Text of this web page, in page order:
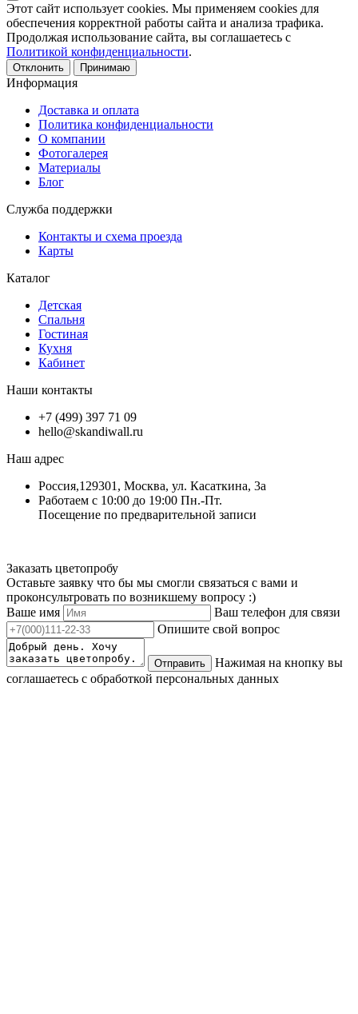
Этот сайт использует cookies. Мы применяем cookies для
обеспечения корректной работы сайта и анализа трафика.
Продолжая использование сайта, вы соглашаетесь с
Политикой конфиденциальности.
Отклонить Принимаю
Информация
Доставка и оплата
Политика конфиденциальности
О компании
Фотогалерея
Материалы
Блог
Служба поддержки
Контакты и схема проезда
Карты
Каталог
Детская
Спальня
Гостиная
Кухня
Кабинет
Наши контакты
+7 (499) 397 71 09
hello@skandiwall.ru
Наш адрес
Россия,129301, Москва, ул. Касаткина, 3а
Работаем с 10:00 до 19:00 Пн.-Пт.
Посещение по предварительной записи
Заказать цветопробу
Оставьте заявку что бы мы смогли связаться с вами и
проконсультровать по возникшему вопросу :)
Ваше имя
Ваш телефон для связи
Опишите свой вопрос
Отправить
Нажимая на кнопку вы
соглашаетесь с обработкой персональных данных